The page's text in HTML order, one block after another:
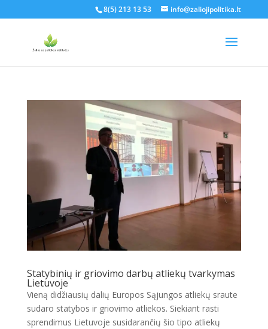
8(5) 213 13 53 info@zaliojipolitika.lt
Statybinių ir griovimo darbų atliekų tvarkymas
Lietuvoje
Vieną didžiausių dalių Europos Sąjungos atliekų sraute
sudaro statybos ir griovimo atliekos. Siekiant rasti
sprendimus Lietuvoje susidarančių šio tipo atliekų